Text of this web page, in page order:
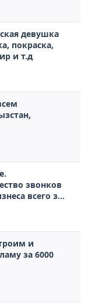
девушка
покраска,
и т.д
звонков
всего за
за 6000